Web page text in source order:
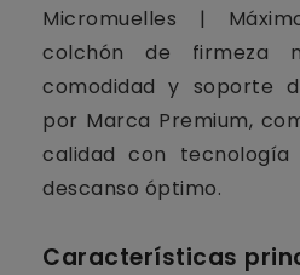
Micromuelles |
colchón de firmeza
comodidad y soporte
por Marca Premium,
calidad con
descanso óptimo.
Características